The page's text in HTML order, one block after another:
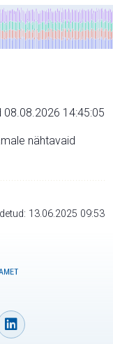
08.08.2026 14:45:05
nähtavaid
13.06.2025 09:53